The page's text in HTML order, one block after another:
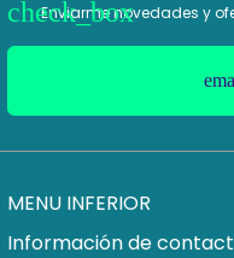
Enviarme novedades y
MENU INFERIOR
Información de